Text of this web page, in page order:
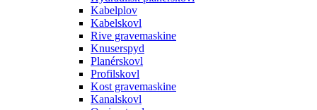
Kabelplov
Kabelskovl
Rive gravemaskine
Knuserspyd
Planérskovl
Profilskovl
Kost gravemaskine
Kanalskovl